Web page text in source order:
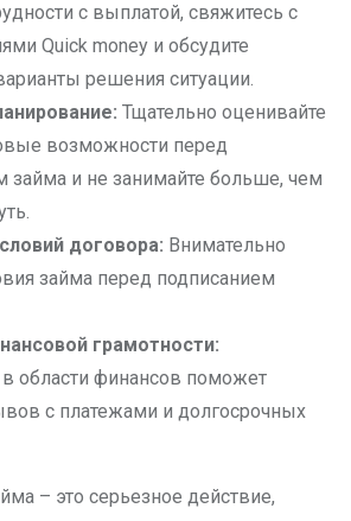
с выплатой, свяжитесь с
Quick money и обсудите
решения ситуации.
Тщательно оценивайте
возможности перед
и не занимайте больше, чем
договора: Внимательно
займа перед подписанием
грамотности:
области финансов поможет
с платежами и долгосрочных
– это серьезное действие,